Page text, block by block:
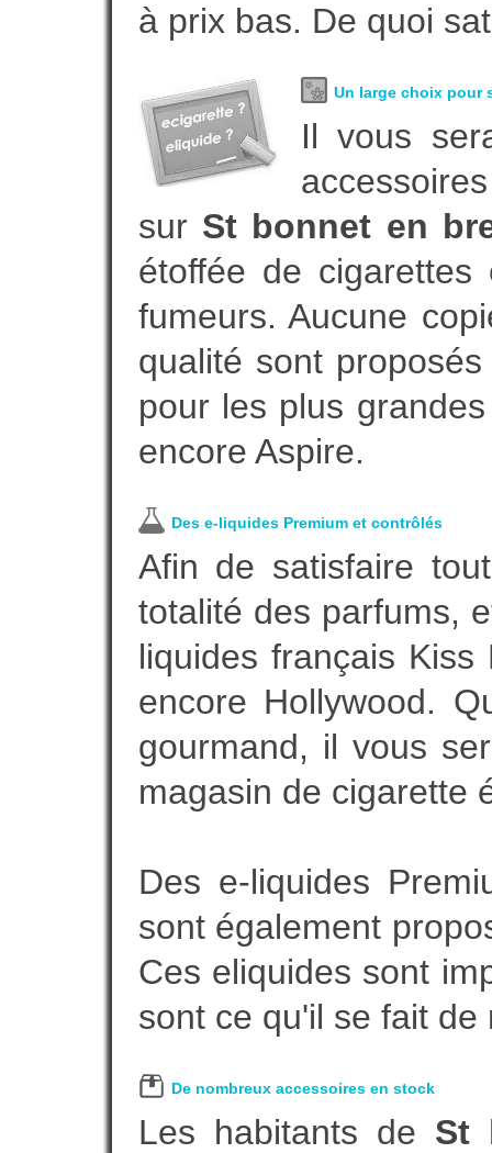
à prix bas. De quoi
Un large choix pour
Il vous
sur St bonnet en
étoffée de
fumeurs. Aucune
qualité sont
pour les plus
encore Aspire.
Des e-liquides Premium et contrôlés
Afin de satisfaire
totalité des parfums,
liquides français
encore Hollywood.
gourmand, il vous
magasin de cigarette
Des e-liquides
sont également
Ces eliquides sont
sont ce qu'il se fait
De nombreux accessoires en stock
Les habitants de St